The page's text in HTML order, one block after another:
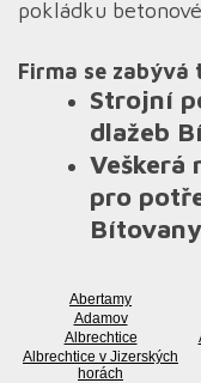
pokládku
Firma se
Strojní
dlažeb
Veškerá
pro
Bítovany
Abertamy
Adamov
Albrechtice
Albrechtice v Jizerských
horách